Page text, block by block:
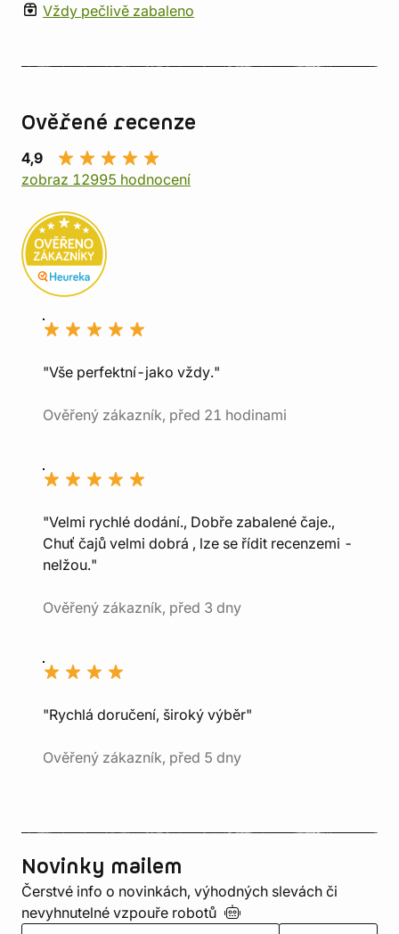
Vždy pečlivě zabaleno
Ověřené recenze
4,9
zobraz 12995 hodnocení
"Vše perfektní-jako vždy."
Ověřený zákazník, před 21 hodinami
"Velmi rychlé dodání., Dobře zabalené čaje.,
Chuť čajů velmi dobrá , lze se řídit recenzemi -
nelžou."
Ověřený zákazník, před 3 dny
"Rychlá doručení, široký výběr"
Ověřený zákazník, před 5 dny
Novinky mailem
Čerstvé info o novinkách, výhodných slevách či
nevyhnutelné vzpouře robotů